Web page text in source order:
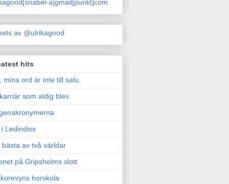
a]gmail[punkt]com
av @ulrikagood
hits
mina ord är inte till salu.
som aldig blev.
i Ledindiss
bästa av två världar
på Gripsholms slott
horskola